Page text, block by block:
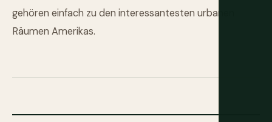
gehören einfach zu den interessantesten urbanen
Räumen Amerikas.